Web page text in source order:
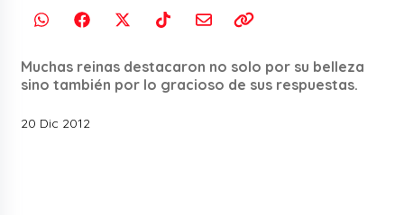
Muchas reinas destacaron no solo por su belleza
sino también por lo gracioso de sus respuestas.
20 Dic 2012